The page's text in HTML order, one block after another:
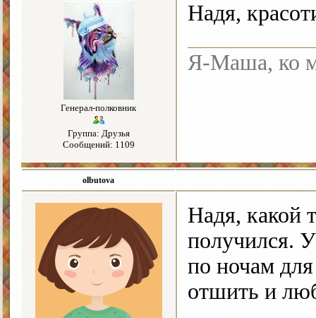
Генерал-полковник
Группа: Друзья
Сообщений: 1109
Надя,
Я-Маша, ко
olbutova
Надя, какой
получился.
по ночам
отшить и